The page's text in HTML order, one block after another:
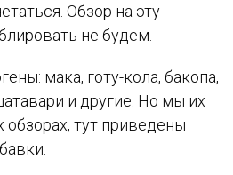
Обзор на эту
не будем.
мака, готу-кола, бакопа,
и другие. Но мы их
тут приведены